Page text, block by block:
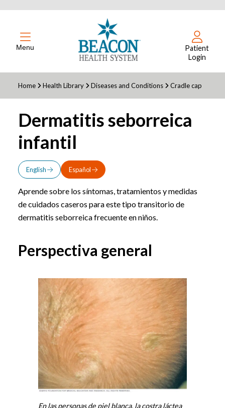
Menu
Patient
Login
Home Health Library Diseases and Conditions Cradle cap
Dermatitis seborreica
infantil
English Español
Aprende sobre los síntomas, tratamientos y medidas
de cuidados caseros para este tipo transitorio de
dermatitis seborreica frecuente en niños.
Perspectiva general
En las personas de piel blanca, la costra láctea